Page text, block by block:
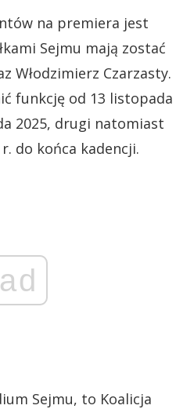
na premiera jest
Sejmu mają zostać
Włodzimierz Czarzasty.
funkcję od 13 listopada
2025, drugi natomiast
do końca kadencji.
ad
Sejmu, to Koalicja